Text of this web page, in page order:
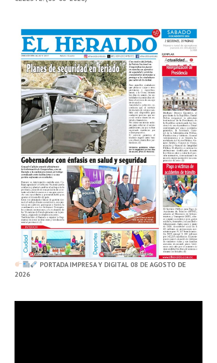
PORTADA IMPRESA Y DIGITAL 08 DE AGOSTO DE
2026